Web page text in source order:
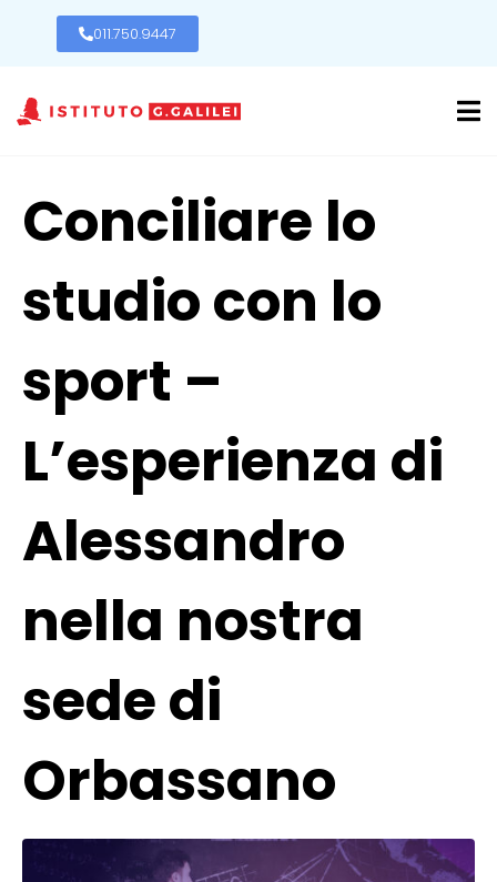
011.750.9447
Conciliare lo
studio con lo
sport –
L’esperienza di
Alessandro
nella nostra
sede di
Orbassano